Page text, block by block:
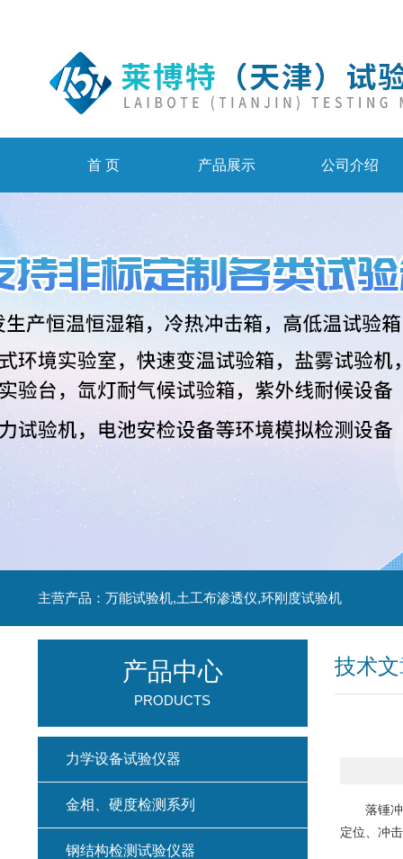
首 页 产品展示 公司介绍
主营产品：万能试验机,土工布渗透仪,环刚度试验机
技术
落锤
定位、冲
产品中心
PRODUCTS
力学设备试验仪器
金相、硬度检测系列
钢结构检测试验仪器